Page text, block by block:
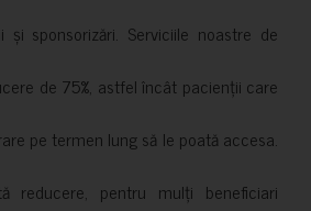
sponsorizări. Serviciile noastre de
de 75%, astfel încât pacienții care
pe termen lung să le poată accesa.
reducere, pentru mulți beneficiari